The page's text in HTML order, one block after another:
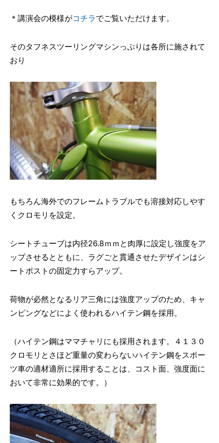
＊講演会の模様がコチラでご覧いただけます。
そのタフネスツーリングマシンっぷりは各所に施されて
おり
もちろん海外でのフレームトラブルでも溶接対応しやす
くクロモリを設定。
シートチューブは内径26.8ｍｍと肉厚に設定し強度をア
ップさせるとともに、ラグごと貫通させたデザインはシ
ートポストの固定力すらアップ。
荷物が必然となるリア三角には強度アップのため、キャ
ンピングなどによく使われるハイテン鋼を採用。
（ハイテン鋼はママチャリにも採用されます。４１３０
クロモリとさほど重量の変わらないハイテン鋼をスポー
ツ車の適材適所に採用することは、コスト面、強度面に
おいて非常に効果的です。）